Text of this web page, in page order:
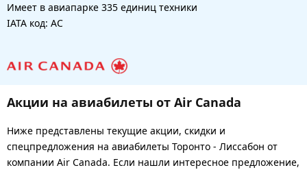
Имеет в авиапарке 335 единиц техники
IATA код: AC
Акции на авиабилеты от Air Canada
Ниже представлены текущие акции, скидки и
спецпредложения на авиабилеты Торонто - Лиссабон от
компании Air Canada. Если нашли интересное предложение,